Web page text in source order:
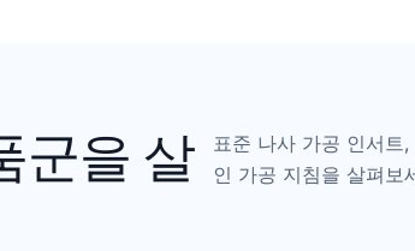
군을 살
표준 나사 가공 인서트
인 가공 지침을 살펴보